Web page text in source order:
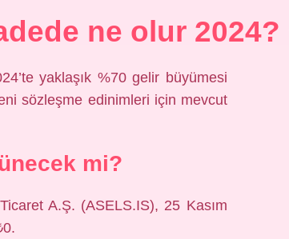
ne olur 2024?
yaklaşık %70 gelir büyümesi
sözleşme edinimleri için mevcut
mi?
A.Ş. (ASELS.IS), 25 Kasım